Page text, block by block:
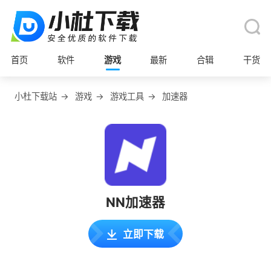
首页 软件 游戏 最新 合辑 干货
小杜下载站 → 游戏 → 游戏工具 → 加速器
NN加速器
立即下载